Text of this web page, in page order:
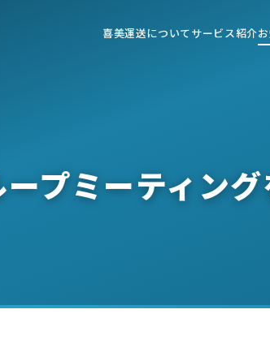
喜美運送についてサービス紹介
プミーティン